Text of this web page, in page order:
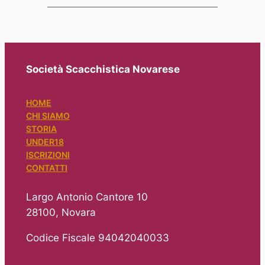
Società Scacchistica Novarese
HOME
CHI SIAMO
STORIA
UNDER18
ISCRIZIONI
CONTATTI
Largo Antonio Cantore 10
28100, Novara
Codice Fiscale 94042040033